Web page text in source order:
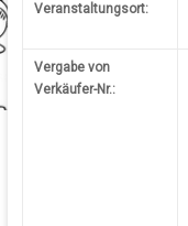
Veranstaltungsort:
Vergabe von
Verkäufer-Nr.: